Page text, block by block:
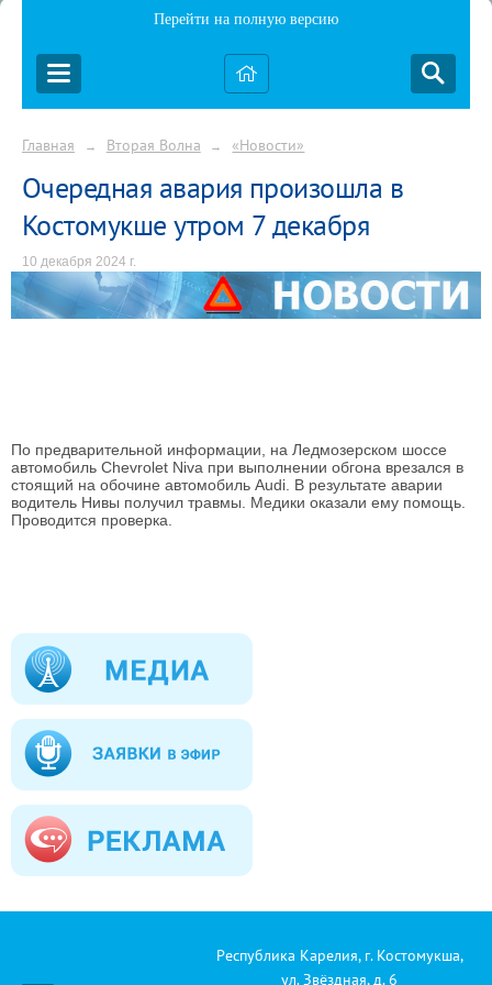
Перейти на полную версию
Главная → Вторая Волна → «Новости»
Очередная авария произошла в
Костомукше утром 7 декабря
10 декабря 2024 г.
По предварительной информации, на Ледмозерском шоссе
автомобиль Chevrolet Niva при выполнении обгона врезался в
стоящий на обочине автомобиль Audi. В результате аварии
водитель Нивы получил травмы. Медики оказали ему помощь.
Проводится проверка.
Республика Карелия, г. Костомукша,
ул. Звёздная, д. 6